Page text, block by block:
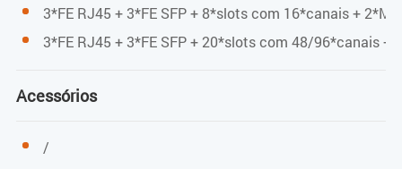
3*FE RJ45 + 3*FE SFP + 8*slots com 16*canais +
3*FE RJ45 + 3*FE SFP + 20*slots com 48/96*canais +
Acessórios
/